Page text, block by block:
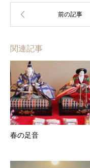
関連記事
春の足音